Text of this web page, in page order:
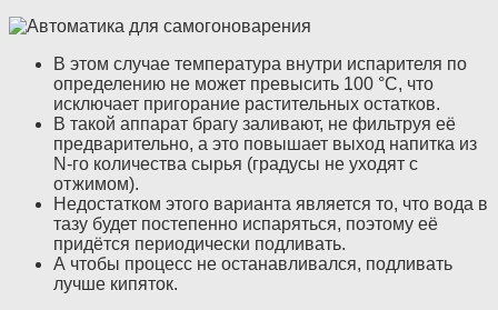
В этом случае температура внутри испарителя по
определению не может превысить 100 °С, что
исключает пригорание растительных остатков.
В такой аппарат брагу заливают, не фильтруя её
предварительно, а это повышает выход напитка из
N-го количества сырья (градусы не уходят с
отжимом).
Недостатком этого варианта является то, что вода в
тазу будет постепенно испаряться, поэтому её
придётся периодически подливать.
А чтобы процесс не останавливался, подливать
лучше кипяток.